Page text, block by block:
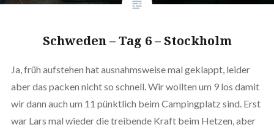
Schweden – Tag 6 – Stockholm
Ja, früh aufstehen hat ausnahmsweise mal geklappt, leider
aber das packen nicht so schnell. Wir wollten um 9 los damit
wir dann auch um 11 pünktlich beim Campingplatz sind. Erst
war Lars mal wieder die treibende Kraft beim Hetzen, aber